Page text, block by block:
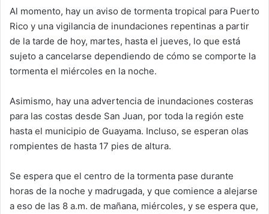
Al momento, hay un aviso de tormenta tropical para Puerto
Rico y una vigilancia de inundaciones repentinas a partir
de la tarde de hoy, martes, hasta el jueves, lo que está
sujeto a cancelarse dependiendo de cómo se comporte la
tormenta el miércoles en la noche.
Asimismo, hay una advertencia de inundaciones costeras
para las costas desde San Juan, por toda la región este
hasta el municipio de Guayama. Incluso, se esperan olas
rompientes de hasta 17 pies de altura.
Se espera que el centro de la tormenta pase durante
horas de la noche y madrugada, y que comience a alejarse
a eso de las 8 a.m. de mañana, miércoles, y se espera que,